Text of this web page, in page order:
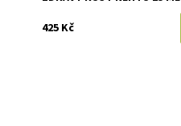
425 Kč